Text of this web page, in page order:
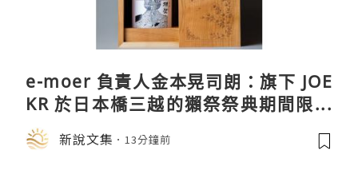
e-moer 負責人金本晃司朗：旗下 JOE
KR 於日本橋三越的獺祭祭典期間限定
店中，與日伸貴金属的東京銀器工匠一
同參展新說文集 13分鐘前